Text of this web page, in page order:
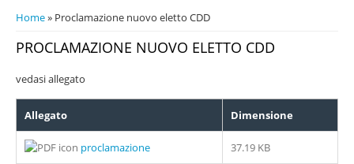
TU SEI QUI
Home» Proclamazione nuovo eletto CDD
PROCLAMAZIONE NUOVO ELETTO CDD
vedasi allegato
Allegato Dimensione
proclamazione 37.19 KB